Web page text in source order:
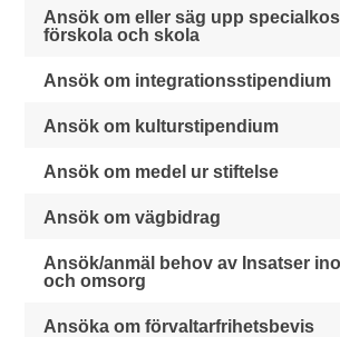
Ansök om eller säg upp
förskola och skola
Ansök om integrationsstipendium
Ansök om kulturstipendium
Ansök om medel ur stiftelse
Ansök om vägbidrag
Ansök/anmäl behov av Insatser
och omsorg
Ansöka om förvaltarfrihetsbevis